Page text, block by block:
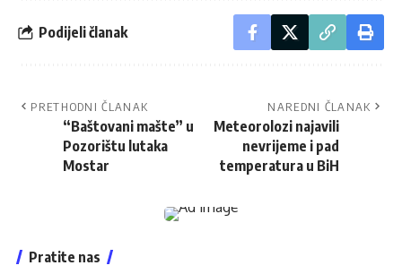
Podijeli članak
PRETHODNI ČLANAK
“Baštovani mašte” u
Pozorištu lutaka
Mostar
NAREDNI ČLANAK
Meteorolozi najavili
nevrijeme i pad
temperatura u BiH
Pratite nas